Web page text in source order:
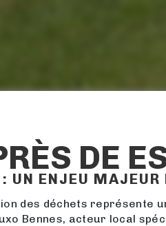
DE
UN ENJEU MAJEUR
des déchets représente
Bennes, acteur local